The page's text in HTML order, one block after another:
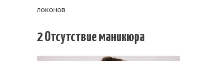
локонов.
2 Отсутствие маникюра